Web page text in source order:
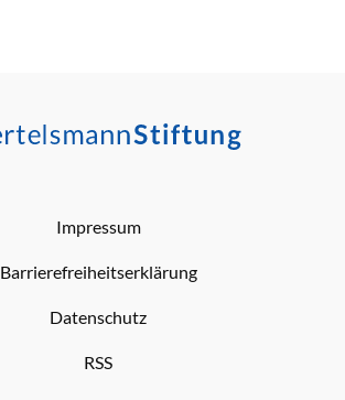
Impressum
Barrierefreiheitserklärung
Datenschutz
RSS